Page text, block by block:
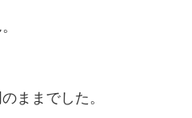
ままでした。